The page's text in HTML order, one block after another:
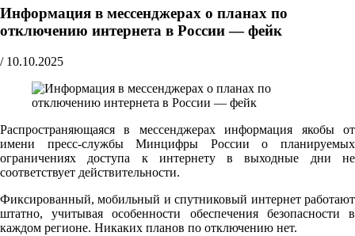
Информация в мессенджерах о планах по
отключению интернета в России — фейк
/ 10.10.2025
Распространяющаяся в мессенджерах информация якобы от
имени пресс-службы Минцифры России о планируемых
ограничениях доступа к интернету в выходные дни не
соответствует действительности.
Фиксированный, мобильный и спутниковый интернет работают
штатно, учитывая особенности обеспечения безопасности в
каждом регионе. Никаких планов по отключению нет.